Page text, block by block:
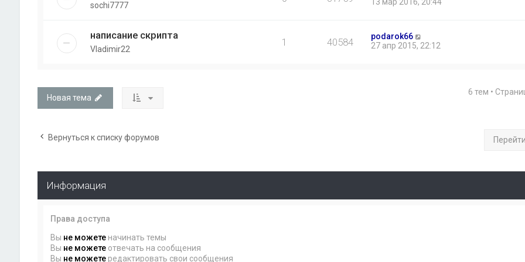
sochi7777
написание скрипта
Vladimir22
1 40584
podarok66
27 апр 2015, 22:12
Новая тема
6 тем •
Вернуться к списку форумов Перейти
Информация
Права доступа
Вы не можетеначинать темы
Вы не можетеотвечать на сообщения
Вы не можетередактировать свои сообщения